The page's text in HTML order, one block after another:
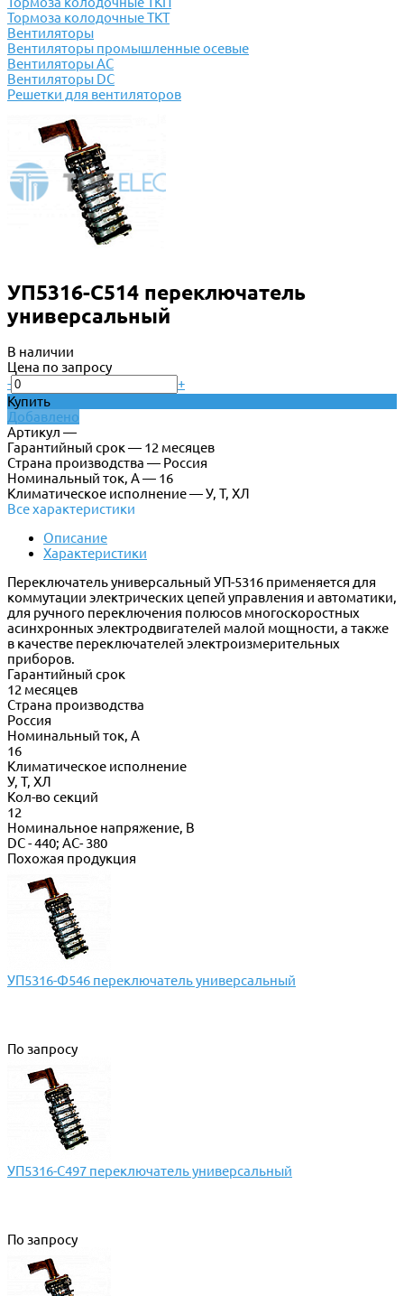
Тормоза колодочные ТКТ
Вентиляторы
Вентиляторы промышленные осевые
Вентиляторы АС
Вентиляторы DC
Решетки для вентиляторов
УП5316-С514 переключатель
универсальный
В наличии
Цена по запросу
-
+
Купить
Добавлено
Артикул —
Гарантийный срок — 12 месяцев
Страна производства — Россия
Номинальный ток, А — 16
Климатическое исполнение — У, Т, ХЛ
Все характеристики
Описание
Характеристики
Переключатель универсальный УП-5316 применяется для
коммутации электрических цепей управления и автоматики,
для ручного переключения полюсов многоскоростных
асинхронных электродвигателей малой мощности, а также
в качестве переключателей электроизмерительных
приборов.
Гарантийный срок
12 месяцев
Страна производства
Россия
Номинальный ток, А
16
Климатическое исполнение
У, Т, ХЛ
Кол-во секций
12
Номинальное напряжение, В
DC - 440; AC- 380
Похожая продукция
УП5316-Ф546 переключатель универсальный
По запросу
УП5316-С497 переключатель универсальный
По запросу